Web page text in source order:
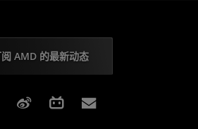
AMD 的最新动态
Weixin Weibo Bilibili